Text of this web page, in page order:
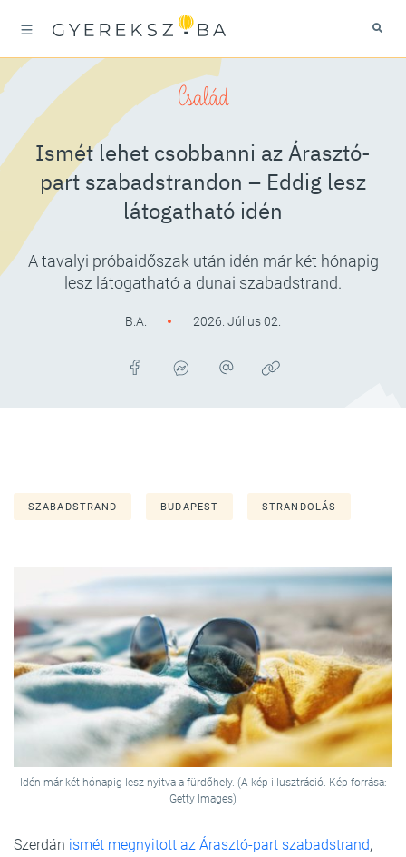
Család
Ismét lehet csobbanni az Árasztó-
part szabadstrandon – Eddig lesz
látogatható idén
A tavalyi próbaidőszak után idén már két hónapig
lesz látogatható a dunai szabadstrand.
B.A. 2026. Július 02.
SZABADSTRAND BUDAPEST STRANDOLÁS
Idén már két hónapig lesz nyitva a fürdőhely. (A kép illusztráció. Kép forrása:
Getty Images)
Szerdán ismét megnyitott az Árasztó-part szabadstrand,